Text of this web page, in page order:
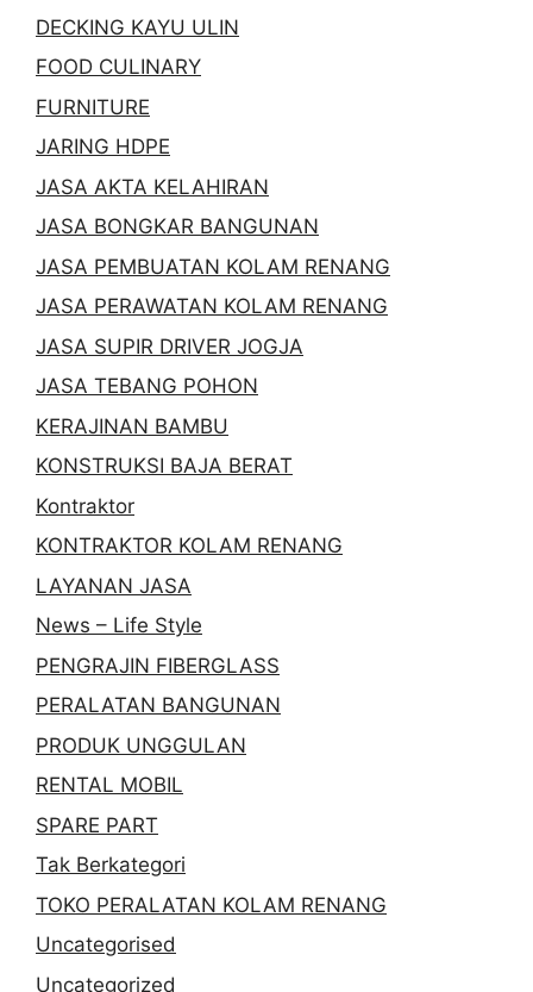
DECKING KAYU ULIN
FOOD CULINARY
FURNITURE
JARING HDPE
JASA AKTA KELAHIRAN
JASA BONGKAR BANGUNAN
JASA PEMBUATAN KOLAM RENANG
JASA PERAWATAN KOLAM RENANG
JASA SUPIR DRIVER JOGJA
JASA TEBANG POHON
KERAJINAN BAMBU
KONSTRUKSI BAJA BERAT
Kontraktor
KONTRAKTOR KOLAM RENANG
LAYANAN JASA
News – Life Style
PENGRAJIN FIBERGLASS
PERALATAN BANGUNAN
PRODUK UNGGULAN
RENTAL MOBIL
SPARE PART
Tak Berkategori
TOKO PERALATAN KOLAM RENANG
Uncategorised
Uncategorized